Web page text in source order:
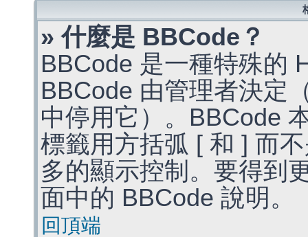
» 什麼是 BBCode？
BBCode 是一種特殊的
BBCode 由管理者決定
中停用它）。BBCode
標籤用方括弧 [ 和 ] 而
多的顯示控制。要得到
面中的 BBCode 說明。
回頂端